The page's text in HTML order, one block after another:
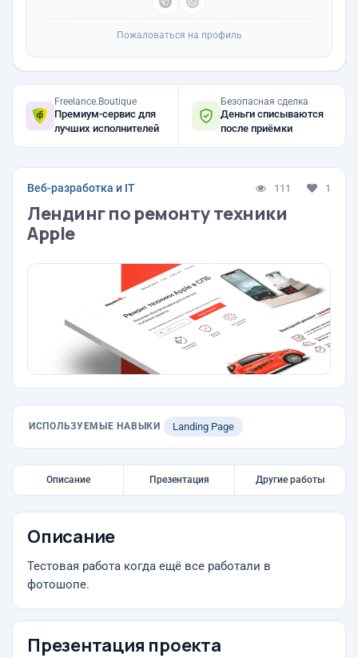
Пожаловаться на профиль
Freelance.Boutique
Премиум-сервис для
лучших исполнителей
Безопасная сделка
Деньги списываются
после приёмки
Веб-разработка и IT 111 1
Лендинг по ремонту техники
Apple
ИСПОЛЬЗУЕМЫЕ НАВЫКИ Landing Page
Описание Презентация Другие работы
Описание
Тестовая работа когда ещё все работали в
фотошопе.
Презентация проекта